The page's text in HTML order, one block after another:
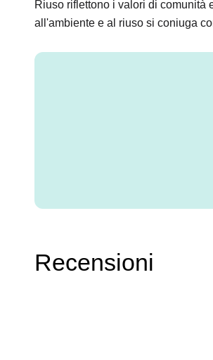
Riuso riflettono i valori di comunità
all'ambiente e al riuso si coniuga
Recensioni